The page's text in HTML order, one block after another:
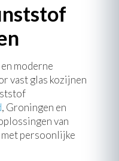
moderne
vast glas kozijnen
, Groningen en
van
persoonlijke